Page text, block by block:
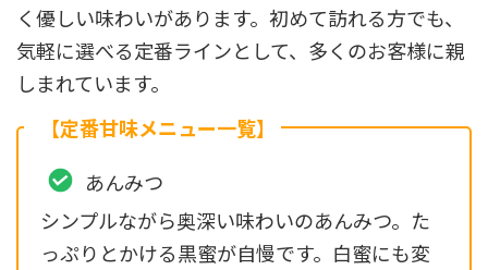
く優しい味わいがあります。初めて訪れる方でも、
気軽に選べる定番ラインとして、多くのお客様に親
しまれています。
【定番甘味メニュー一覧】
あんみつ
シンプルながら奥深い味わいのあんみつ。た
っぷりとかける黒蜜が自慢です。白蜜にも変